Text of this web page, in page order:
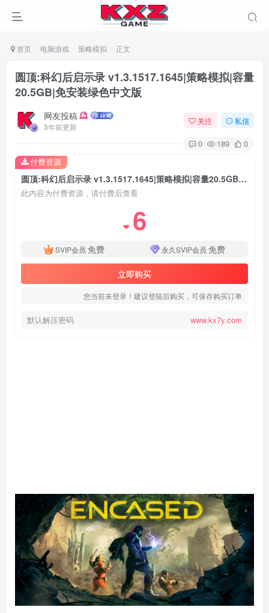
首页 电脑游戏 策略模拟 正文
圆顶:科幻后启示录 v1.3.1517.1645|策略模拟|容量
20.5GB|免安装绿色中文版
网友投稿
3年前更新
关注 私信
0 189 0
圆顶:科幻后启示录 v1.3.1517.1645|策略模拟|容量20.5GB|免安装绿色中文版
此内容为付费资源，请付费后查看
❤ 6
SVIP会员 免费 永久SVIP会员 免费
立即购买
您当前未登录！建议登陆后购买，可保存购买订单
默认解压密码 www.kx7y.com
付费资源